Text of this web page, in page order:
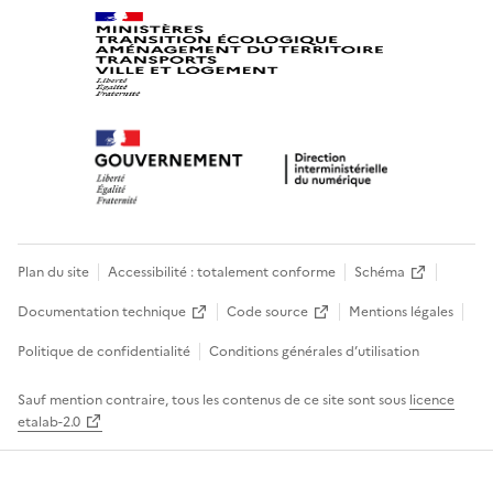
Plan du site Accessibilité : totalement conforme
Schéma
Documentation technique
Code source
Mentions légales
Politique de confidentialité
Conditions générales d’utilisation
Sauf mention contraire, tous les contenus de ce site sont sous licence
etalab-2.0